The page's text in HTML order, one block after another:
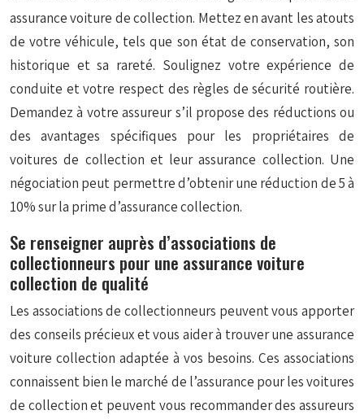
assurance voiture de collection. Mettez en avant les atouts
de votre véhicule, tels que son état de conservation, son
historique et sa rareté. Soulignez votre expérience de
conduite et votre respect des règles de sécurité routière.
Demandez à votre assureur s’il propose des réductions ou
des avantages spécifiques pour les propriétaires de
voitures de collection et leur assurance collection. Une
négociation peut permettre d’obtenir une réduction de 5 à
10% sur la prime d’assurance collection.
Se renseigner auprès d’associations de
collectionneurs pour une assurance voiture
collection de qualité
Les associations de collectionneurs peuvent vous apporter
des conseils précieux et vous aider à trouver une assurance
voiture collection adaptée à vos besoins. Ces associations
connaissent bien le marché de l’assurance pour les voitures
de collection et peuvent vous recommander des assureurs